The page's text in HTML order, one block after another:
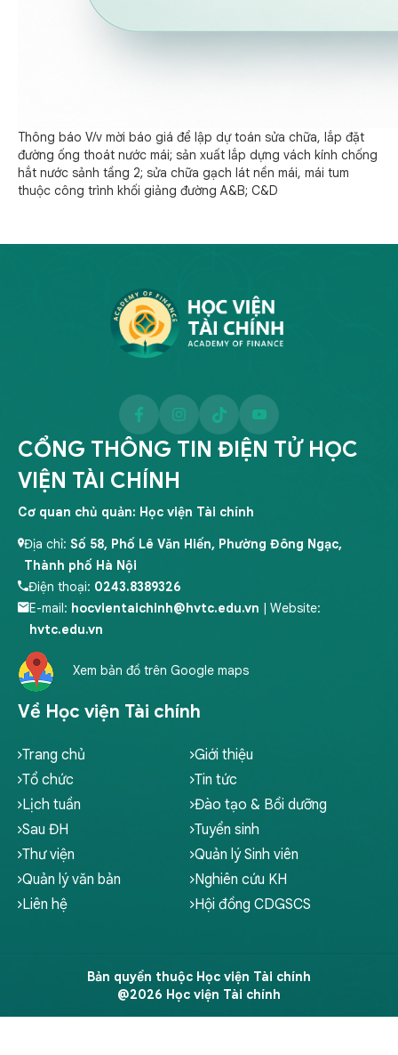
Thông báo V/v mời báo giá để lập dự toán sửa chữa, lắp đặt
đường ống thoát nước mái; sản xuất lắp dựng vách kính chống
hắt nước sảnh tầng 2; sửa chữa gạch lát nền mái, mái tum
thuộc công trình khối giảng đường A&B; C&D
Về Học viện Tài chính
Trang chủ
Giới thiệu
Tổ chức
Tin tức
Lịch tuần
Đào tạo & Bồi dưỡng
Sau ĐH
Tuyển sinh
Thư viện
Quản lý Sinh viên
Quản lý văn bản
Nghiên cứu KH
Liên hệ
Hội đồng CDGSCS
CỔNG THÔNG TIN ĐIỆN TỬ HỌC
VIỆN TÀI CHÍNH
Cơ quan chủ quản: Học viện Tài chính
Địa chỉ: Số 58, Phố Lê Văn Hiến, Phường Đông Ngạc,
Thành phố Hà Nội
Điện thoại: 0243.8389326
E-mail: hocvientaichinh@hvtc.edu.vn
| Website:
hvtc.edu.vn
Xem bản đồ trên Google maps
Bản quyền thuộc Học viện Tài chính
@2026 Học viện Tài chính